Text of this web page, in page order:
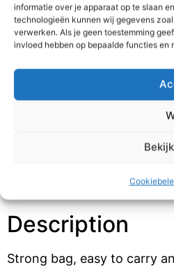
informatie over je apparaat op te slaan
technologieën kunnen wij gegevens
verwerken. Als je geen toestemming
invloed hebben op bepaalde functies en
€5,00
Linen Kromhout bag
Add to cart
Description
Strong bag, easy to carry